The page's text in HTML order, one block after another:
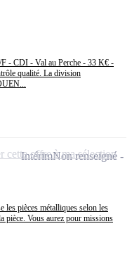
- CDI - Val au Perche - 33 K€ -
qualité. La division
pièces métalliques selon les
pièce. Vous aurez pour missions
IntérimNon renseigné
cette offre à ma sélection